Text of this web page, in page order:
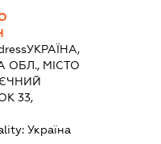
УКРАЇНА,
ОБЛ., МІСТО
33,
Україна